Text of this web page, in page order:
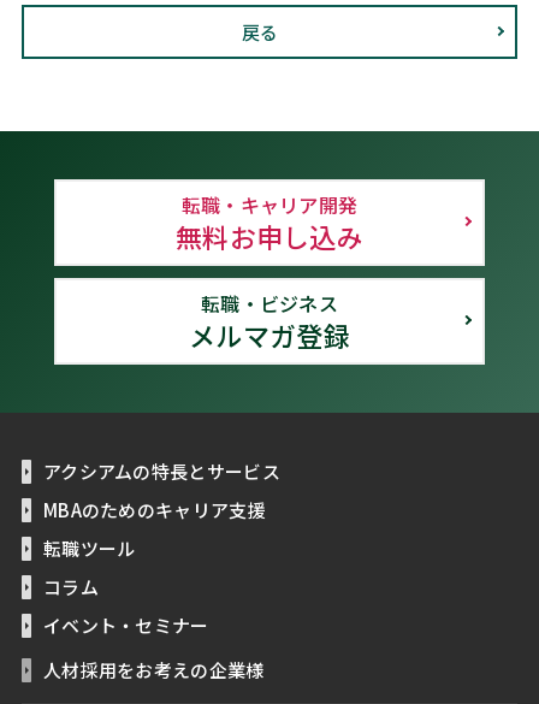
戻る
転職・キャリア開発
無料お申し込み
転職・ビジネス
メルマガ登録
アクシアムの特長とサービス
MBAのためのキャリア支援
転職ツール
コラム
イベント・セミナー
人材採用をお考えの企業様